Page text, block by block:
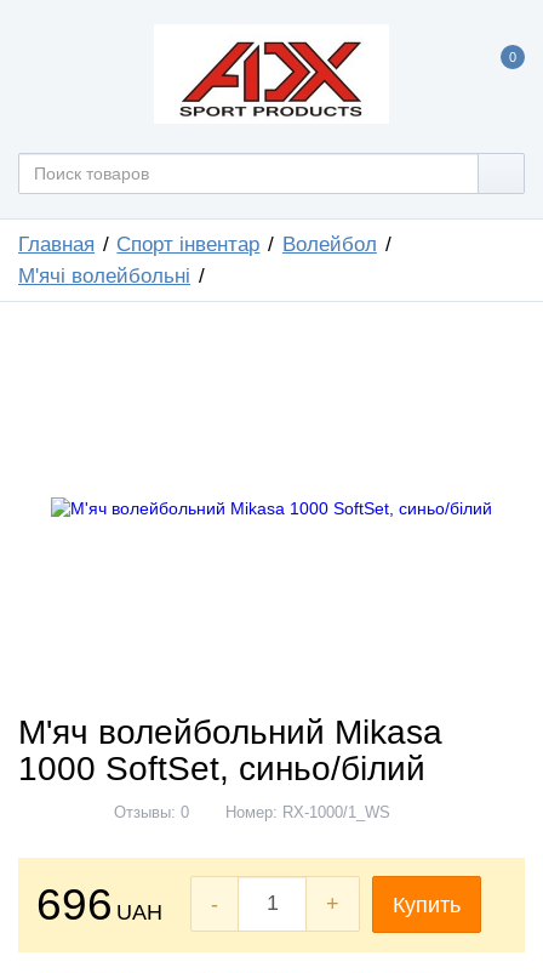
0
Главная Спорт інвентар
Волейбол
М'ячі волейбольні
М'яч волейбольний Mikasa
1000 SoftSet, синьо/білий
Отзывы: 0 Номер: RX-1000/1_WS
696 UAH - + Купить